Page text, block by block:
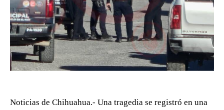
Noticias de Chihuahua.- Una tragedia se registró en una